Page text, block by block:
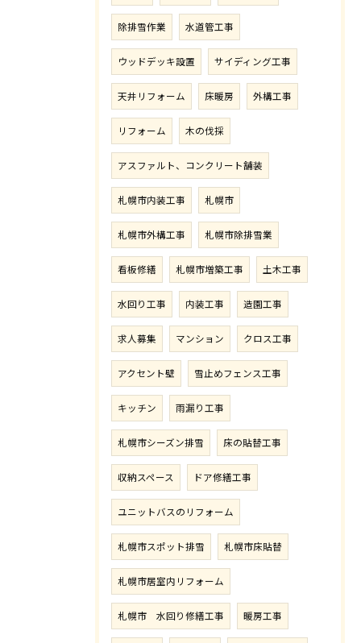
除排雪作業 水道管工事
ウッドデッキ設置 サイディング工事
天井リフォーム 床暖房 外構工事
リフォーム 木の伐採
アスファルト、コンクリート舗装
札幌市内装工事 札幌市
札幌市外構工事 札幌市除排雪業
看板修繕 札幌市増築工事 土木工事
水回り工事 内装工事 造園工事
求人募集 マンション クロス工事
アクセント壁 雪止めフェンス工事
キッチン 雨漏り工事
札幌市シーズン排雪 床の貼替工事
収納スペース ドア修繕工事
ユニットバスのリフォーム
札幌市スポット排雪 札幌市床貼替
札幌市居室内リフォーム
札幌市 水回り修繕工事 暖房工事